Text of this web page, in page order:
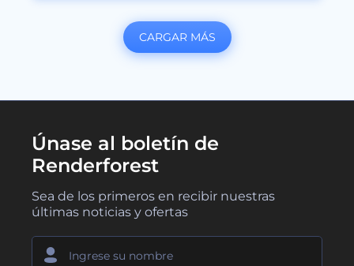
CARGAR MÁS
Únase al boletín de
Renderforest
Sea de los primeros en recibir nuestras
últimas noticias y ofertas